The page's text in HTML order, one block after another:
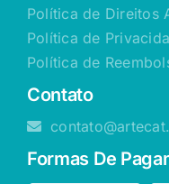
Política de Direitos
Política de
Política de
Contato
Formas De